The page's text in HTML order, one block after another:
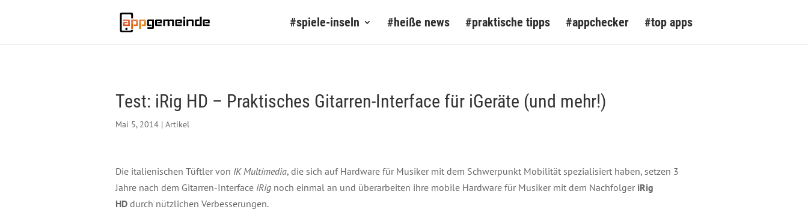
#spiele-inseln #heiße news #praktische tipps #appchecker #top apps
Test: iRig HD – Praktisches Gitarren-Interface für iGeräte (und mehr!)
Mai 5, 2014 | Artikel
Die italienischen Tüftler von IK Multimedia, die sich auf Hardware für Musiker mit dem Schwerpunkt Mobilität spezialisiert haben, setzen 3
Jahre nach dem Gitarren-Interface iRig noch einmal an und überarbeiten ihre mobile Hardware für Musiker mit dem Nachfolger iRig
HD durch nützlichen Verbesserungen.